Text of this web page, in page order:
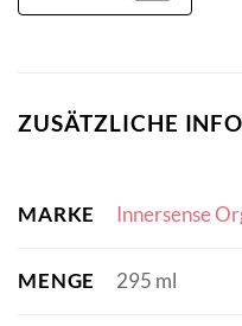
ZUSÄTZLICHE
MARKE Innersense
MENGE 295 ml